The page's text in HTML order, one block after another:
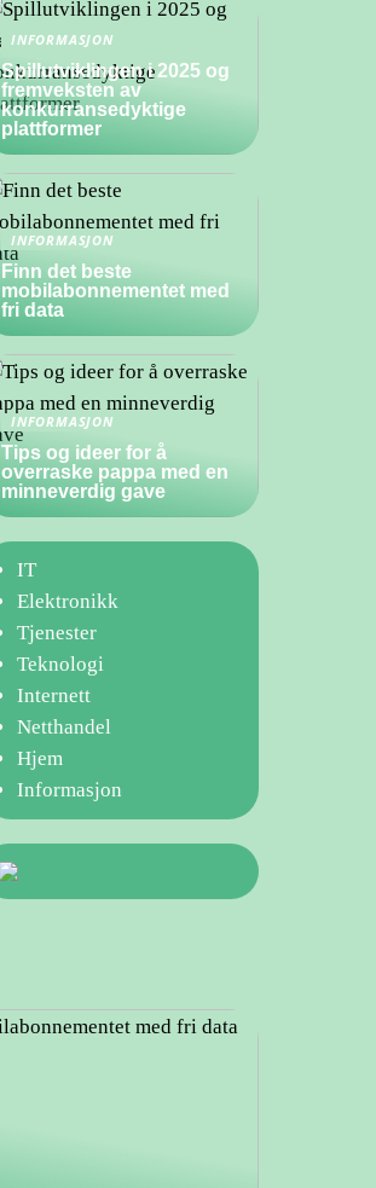
INFORMASJON
Spillutviklingen i 2025 og
fremveksten av
konkurransedyktige
plattformer
INFORMASJON
Finn det beste
mobilabonnementet med
fri data
INFORMASJON
Tips og ideer for å
overraske pappa med en
minneverdig gave
IT
Elektronikk
Tjenester
Teknologi
Internett
Netthandel
Hjem
Informasjon